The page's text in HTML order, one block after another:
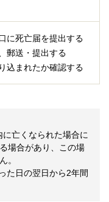
に死亡届を提出する
郵送・提出する
込まれたか確認する
亡くなられた場合に
場合があり、この場
。
た日の翌日から2年間